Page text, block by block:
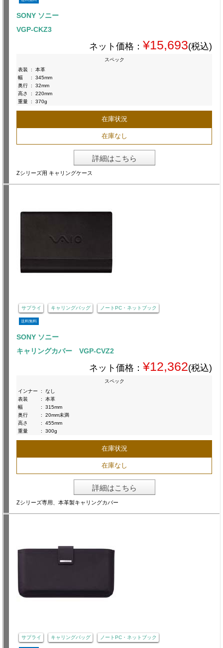
SONY ソニー
VGP-CKZ3
ネット価格： ¥15,693(税込)
スペック
表装 :
本革
幅
:
345mm
奥行 :
32mm
高さ
:
220mm
重量 : 370g
在庫状況
在庫なし
詳細はこちら
Zシリーズ用 キャリングケース
サプライ キャリングバッグ ノートPC・ネットブック
送料無料
SONY ソニー
キャリングカバー VGP-CVZ2
ネット価格： ¥12,362(税込)
スペック
インナー
:
なし
表装
:
本革
幅
:
315mm
奥行
:
20mm未満
高さ
:
455mm
重量
: 300g
在庫状況
在庫なし
詳細はこちら
Zシリーズ専用、本革製キャリングカバー
サプライ キャリングバッグ ノートPC・ネットブック